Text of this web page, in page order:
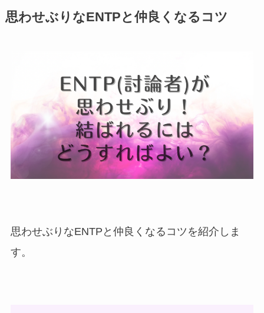
思わせぶりなENTPと仲良くなるコツ
思わせぶりなENTPと仲良くなるコツを紹介しま
す。